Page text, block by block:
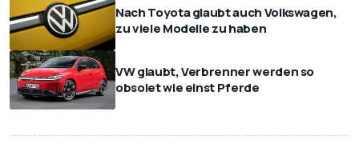
Nach Toyota glaubt auch Volkswagen,
zu viele Modelle zu haben
VW glaubt, Verbrenner werden so
obsolet wie einst Pferde